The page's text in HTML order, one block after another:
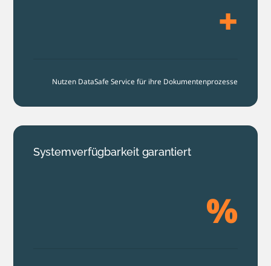
+
Nutzen DataSafe Service für ihre Dokumentenprozesse
Systemverfügbarkeit garantiert
%